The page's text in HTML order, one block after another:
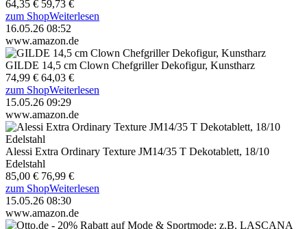
64,35 € 59,73 €
zum ShopWeiterlesen
16.05.26 08:52
www.amazon.de
GILDE 14,5 cm Clown Chefgriller Dekofigur, Kunstharz
74,99 € 64,03 €
zum ShopWeiterlesen
15.05.26 09:29
www.amazon.de
Alessi Extra Ordinary Texture JM14/35 T Dekotablett, 18/10
Edelstahl
85,00 € 76,99 €
zum ShopWeiterlesen
15.05.26 08:30
www.amazon.de